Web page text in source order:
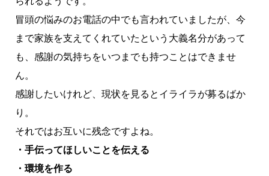
冒頭の悩みのお電話の中でも言われていましたが、今
まで家族を支えてくれていたという大義名分があって
も、感謝の気持ちをいつまでも持つことはできませ
ん。
感謝したいけれど、現状を見るとイライラが募るばか
り。
それではお互いに残念ですよね。
・手伝ってほしいことを伝える
・環境を作る